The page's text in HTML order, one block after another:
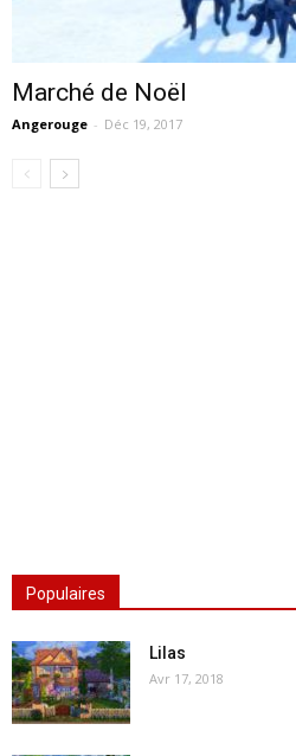
Marché de Noël
Angerouge - Déc 19, 2017
Populaires
Lilas
Avr 17, 2018